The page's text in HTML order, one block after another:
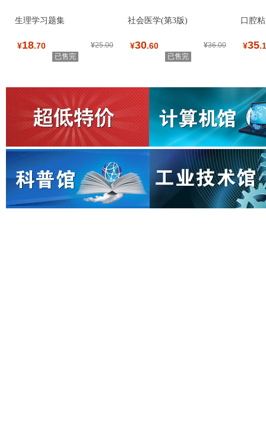
生理学习题集
¥18.70 ¥25.00
已售完
社会医学(第3版)
¥30.60 ¥36.00
已售完
口腔
¥35